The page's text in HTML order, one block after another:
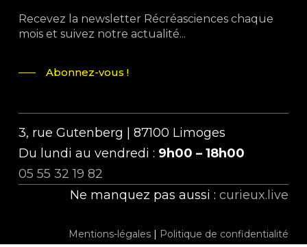
Recevez la newsletter Récréasciences chaque
mois et suivez notre actualité...
Abonnez-vous !
3, rue Gutenberg | 87100 Limoges
Du lundi au vendredi : 9h00 – 18h00
05 55 32 19 82
Ne manquez pas aussi :curieux.live
Mentions-légales | Politique de confidentialité